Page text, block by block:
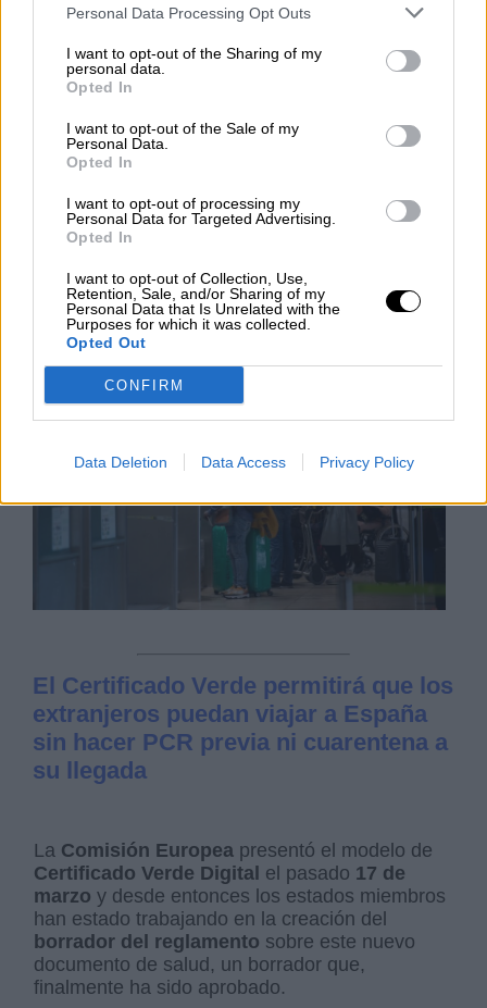
Personal Data Processing Opt Outs
I want to opt-out of the Sharing of my
personal data.
Opted In
I want to opt-out of the Sale of my
Personal Data.
Opted In
I want to opt-out of processing my
Personal Data for Targeted Advertising.
Opted In
I want to opt-out of Collection, Use,
Retention, Sale, and/or Sharing of my
Personal Data that Is Unrelated with the
Purposes for which it was collected.
Opted Out
CONFIRM
Data Deletion Data Access Privacy Policy
que el borrador del reglamento del Certificado
la Unión Europea, por lo que se espera que a
prinicipios de junio este sea aprobado por el
Parlamento Europeo y pueda comenzar a
utilizarse a finales del mismo mes. González ha
asegurado que el Gobierno ya está trabajando
junto a las comunidades autónomas en la
vacunación para asegurar que este verano
España recibe turismo europeo seguro.
AUTOR CELIA MOLINA
Mas artículos del mismo autor/a
VIERNES, 16 ABRIL 2021
El Certificado Verde permitirá que los
extranjeros puedan viajar a España
sin hacer PCR previa ni cuarentena a
su llegada
La Comisión Europea presentó el modelo de
Certificado Verde Digital el pasado 17 de
marzo y desde entonces los estados miembros
han estado trabajando en la creación del
borrador del reglamento sobre este nuevo
documento de salud, un borrador que,
finalmente ha sido aprobado.